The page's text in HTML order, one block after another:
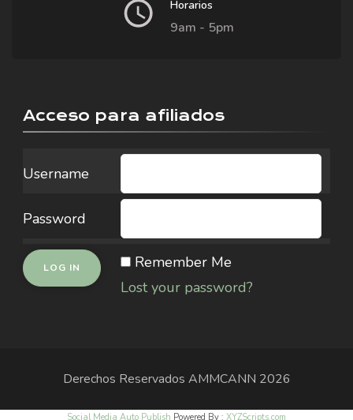
Horarios
9am - 5pm
Acceso para afiliados
Username
Password
Remember Me
Lost your password?
Derechos Reservados AMMCANN 2026
Social Media Auto Publish Powered By : XYZScripts.com